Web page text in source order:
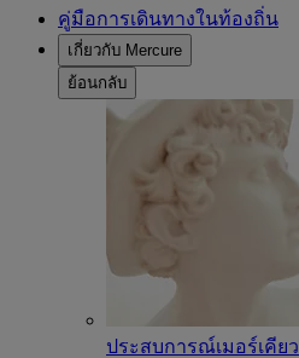
คู่มือการเดินทางในท้องถิ่น
เกี่ยวกับ Mercure
ย้อนกลับ
ประสบการณ์เมอร์เคียว